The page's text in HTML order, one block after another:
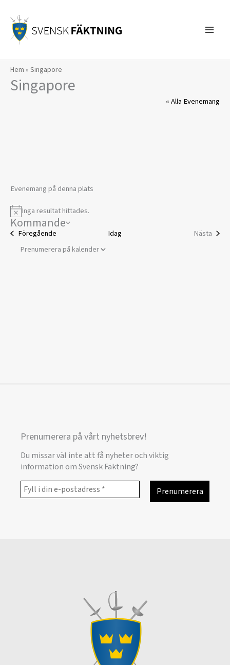
innehåll
Hem » Singapore
Singapore
« Alla Evenemang
Evenemang på denna plats
NotisInga resultat hittades.
Kommande
VäljFöregående Idag Nästa
Prenumerera på kalender
Prenumerera på vårt nyhetsbrev!
Du missar väl inte att få nyheter och viktig
information om Svensk Fäktning?